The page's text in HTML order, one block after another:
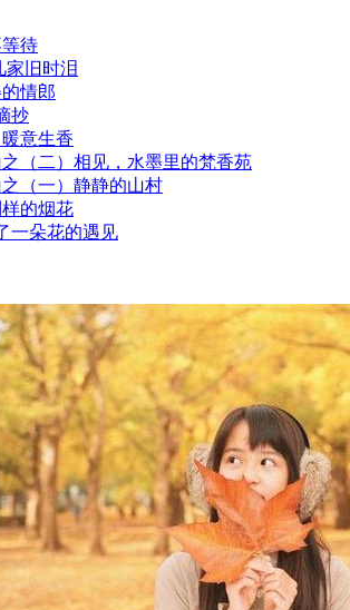
待
家旧时泪
情郎
抄
意生香
（二）相见，水墨里的梵香苑
（一）静静的山村
的烟花
一朵花的遇见